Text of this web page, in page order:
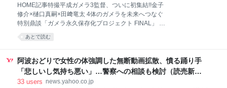
れた2陣営が合流し、十数社で内容を検討している。
アイデア募集の時点ではサーキット場や大型アリー
ナ、ホテルやショッピングモールといった案が出てい
た。 別荘エリアも設けることで長期滞在を促し、2期
は限られた愛好家が使う施設
HOME記事特撮平成ガメラ3監督、ついに初集結!!金子
修介×樋口真嗣×田﨑竜太 4体のガメラを未来へつなぐ
特別鼎談「ガメラ永久保存化プロジェクト FINAL」 平
成ガメラ3監督、ついに初集結!!金子修介×樋口真嗣×田
﨑竜太 4体のガメラを未来へつなぐ特別鼎談「ガメラ
した「ガメラ永久保存化プロジェクト」。スクリーン
に映るガメラの姿をそのまま後世に残すべく立ち上げ
られたこの試みは、多くのファンの熱い支持によっ
あとで読む
阿波おどりで女性の体強調した無断動画拡散、憤る踊り手
「悲しいし気持ち悪い」…警察への相談も検討（読売新聞
オンライン） - Yahoo!ニュース
33 users news.yahoo.co.jp